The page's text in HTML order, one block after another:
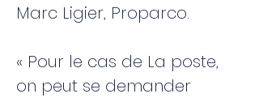
Marc Ligier, Proparco.
« Pour le cas de La poste,
on peut se demander